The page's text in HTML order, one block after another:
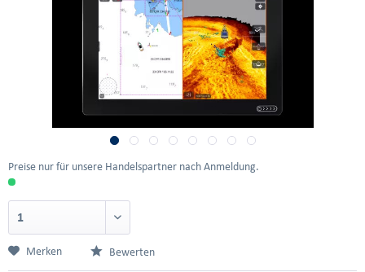
Preise nur für unsere Handelspartner nach Anmeldung.
Merken Bewerten